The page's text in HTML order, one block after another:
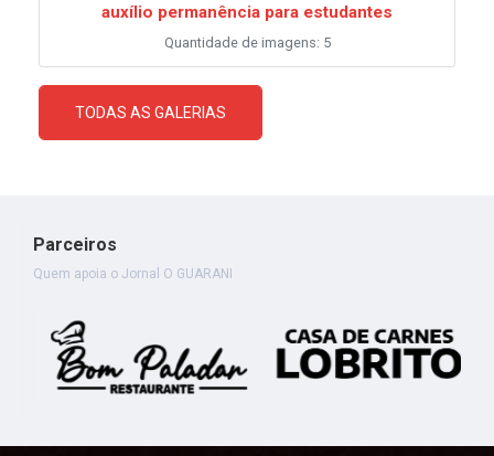
auxílio permanência para estudantes
Quantidade de imagens: 5
TODAS AS GALERIAS
Parceiros
Quem apoia o Jornal O GUARANI